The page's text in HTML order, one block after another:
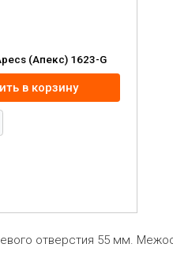
(Апекс) 1623-G
в корзину
отверстия 55 мм.